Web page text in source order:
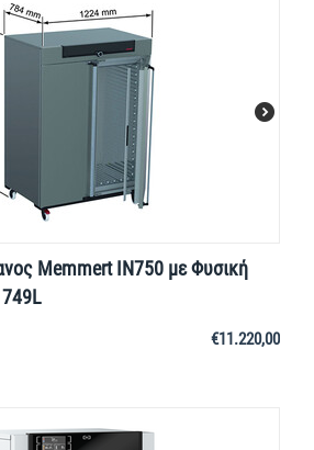
Memmert IN750 με Φυσική
€11.220,00